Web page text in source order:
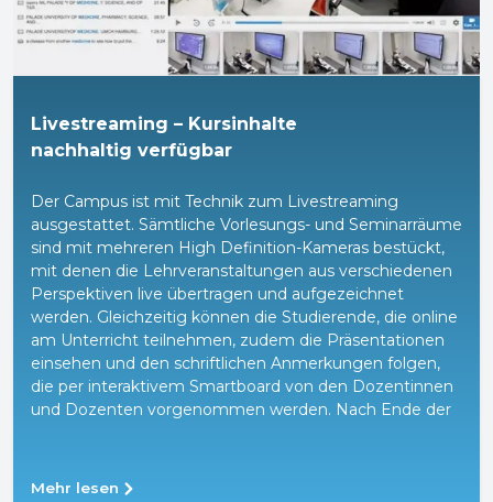
Livestreaming – Kursinhalte
nachhaltig verfügbar
Der Campus ist mit Technik zum Livestreaming
ausgestattet. Sämtliche Vorlesungs- und Seminarräume
sind mit mehreren High Definition-Kameras bestückt,
mit denen die Lehrveranstaltungen aus verschiedenen
Perspektiven live übertragen und aufgezeichnet
werden. Gleichzeitig können die Studierende, die online
am Unterricht teilnehmen, zudem die Präsentationen
einsehen und den schriftlichen Anmerkungen folgen,
die per interaktivem Smartboard von den Dozentinnen
und Dozenten vorgenommen werden. Nach Ende der
Verfügung gestellt. Diese können von den
Mehr lesen